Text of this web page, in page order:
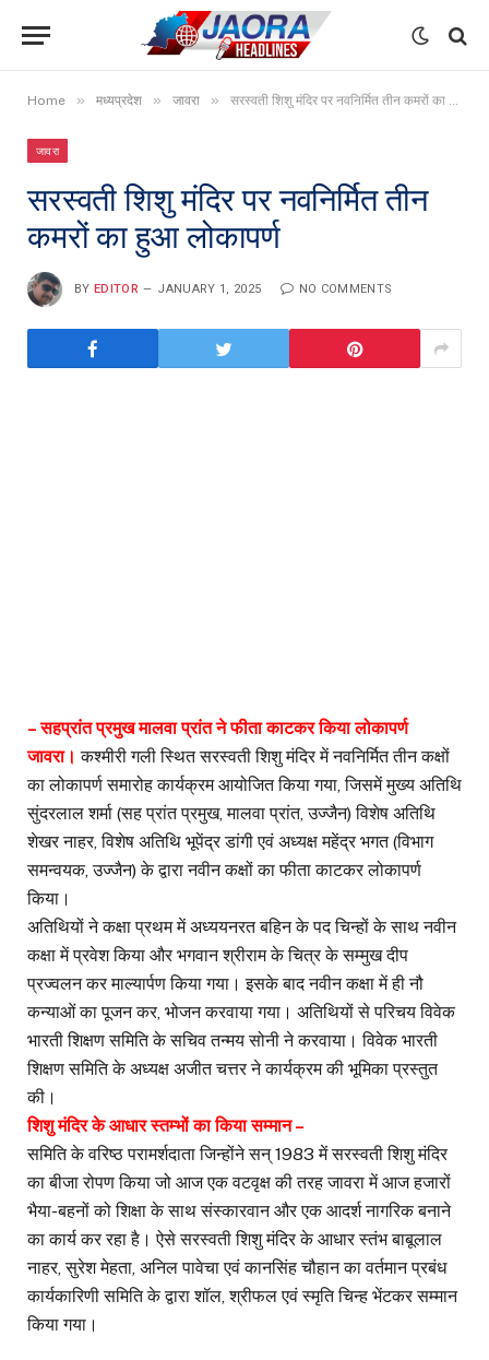
Home » मध्यप्रदेश » जावरा » सरस्वती शिशु मंदिर पर नवनिर्मित तीन कमरों का हुआ लोकापर्ण
जावरा
सरस्वती शिशु मंदिर पर नवनिर्मित तीन
कमरों का हुआ लोकापर्ण
BY EDITOR JANUARY 1, 2025 NO COMMENTS
– सहप्रांत प्रमुख मालवा प्रांत ने फीता काटकर किया लोकापर्ण
जावरा। कश्मीरी गली स्थित सरस्वती शिशु मंदिर में नवनिर्मित तीन कक्षों
का लोकापर्ण समारोह कार्यक्रम आयोजित किया गया, जिसमें मुख्य अतिथि
सुंदरलाल शर्मा (सह प्रांत प्रमुख, मालवा प्रांत, उज्जैन) विशेष अतिथि
शेखर नाहर, विशेष अतिथि भूपेंद्र डांगी एवं अध्यक्ष महेंद्र भगत (विभाग
समन्वयक, उज्जैन) के द्वारा नवीन कक्षों का फीता काटकर लोकापर्ण
किया।
अतिथियों ने कक्षा प्रथम में अध्ययनरत बहिन के पद चिन्हों के साथ नवीन
कक्षा में प्रवेश किया और भगवान श्रीराम के चित्र के सम्मुख दीप
प्रज्वलन कर माल्यार्पण किया गया। इसके बाद नवीन कक्षा में ही नौ
कन्याओं का पूजन कर, भोजन करवाया गया। अतिथियों से परिचय विवेक
भारती शिक्षण समिति के सचिव तन्मय सोनी ने करवाया। विवेक भारती
शिक्षण समिति के अध्यक्ष अजीत चत्तर ने कार्यक्रम की भूमिका प्रस्तुत
की।
शिशु मंदिर के आधार स्तम्भों का किया सम्मान –
समिति के वरिष्ठ परामर्शदाता जिन्होंने सन् 1983 में सरस्वती शिशु मंदिर
का बीजा रोपण किया जो आज एक वटवृक्ष की तरह जावरा में आज हजारों
भैया-बहनों को शिक्षा के साथ संस्कारवान और एक आदर्श नागरिक बनाने
का कार्य कर रहा है। ऐसे सरस्वती शिशु मंदिर के आधार स्तंभ बाबूलाल
नाहर, सुरेश मेहता, अनिल पावेचा एवं कानसिंह चौहान का वर्तमान प्रबंध
कार्यकारिणी समिति के द्वारा शॉल, श्रीफल एवं स्मृति चिन्ह भेंटकर सम्मान
किया गया।